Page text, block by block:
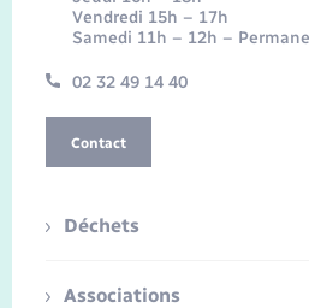
Vendredi 15h – 17h
Samedi 11h – 12h –
02 32 49 14 40
Contact
Déchets
Associations